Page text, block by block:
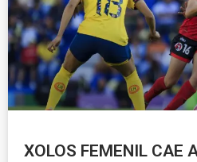
XOLOS FEMENIL CAE